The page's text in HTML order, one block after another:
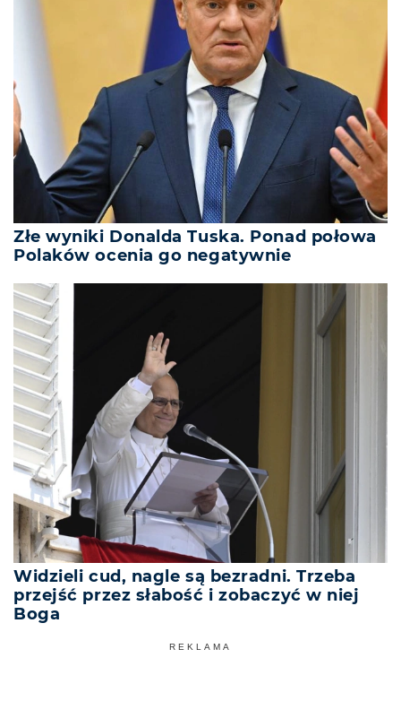
Złe wyniki Donalda Tuska. Ponad połowa
Polaków ocenia go negatywnie
Widzieli cud, nagle są bezradni. Trzeba
przejść przez słabość i zobaczyć w niej
Boga
REKLAMA